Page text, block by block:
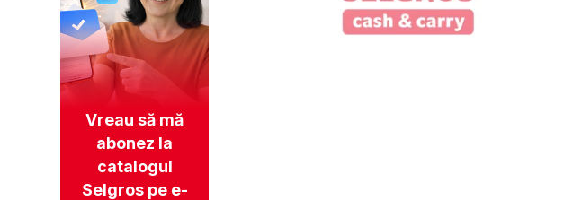
Vreau să mă
abonez la
catalogul
Selgros pe e-